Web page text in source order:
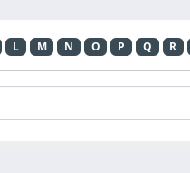
L M N O P Q R